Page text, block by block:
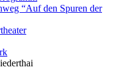
“Auf den Spuren der